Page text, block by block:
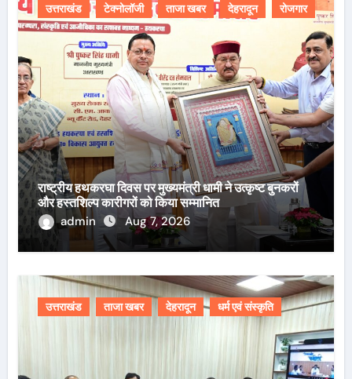
उत्तराखंड टेक्नोलॉजी ताजा खबर देहरादून रोजगार
राष्ट्रीय हथकरघा दिवस पर मुख्यमंत्री धामी ने उत्कृष्ट बुनकरों
और हस्तशिल्प कारीगरों को किया सम्मानित
admin
Aug 7, 2026
उत्तराखंड ताजा खबर देहरादून धर्म एवं संस्कृति